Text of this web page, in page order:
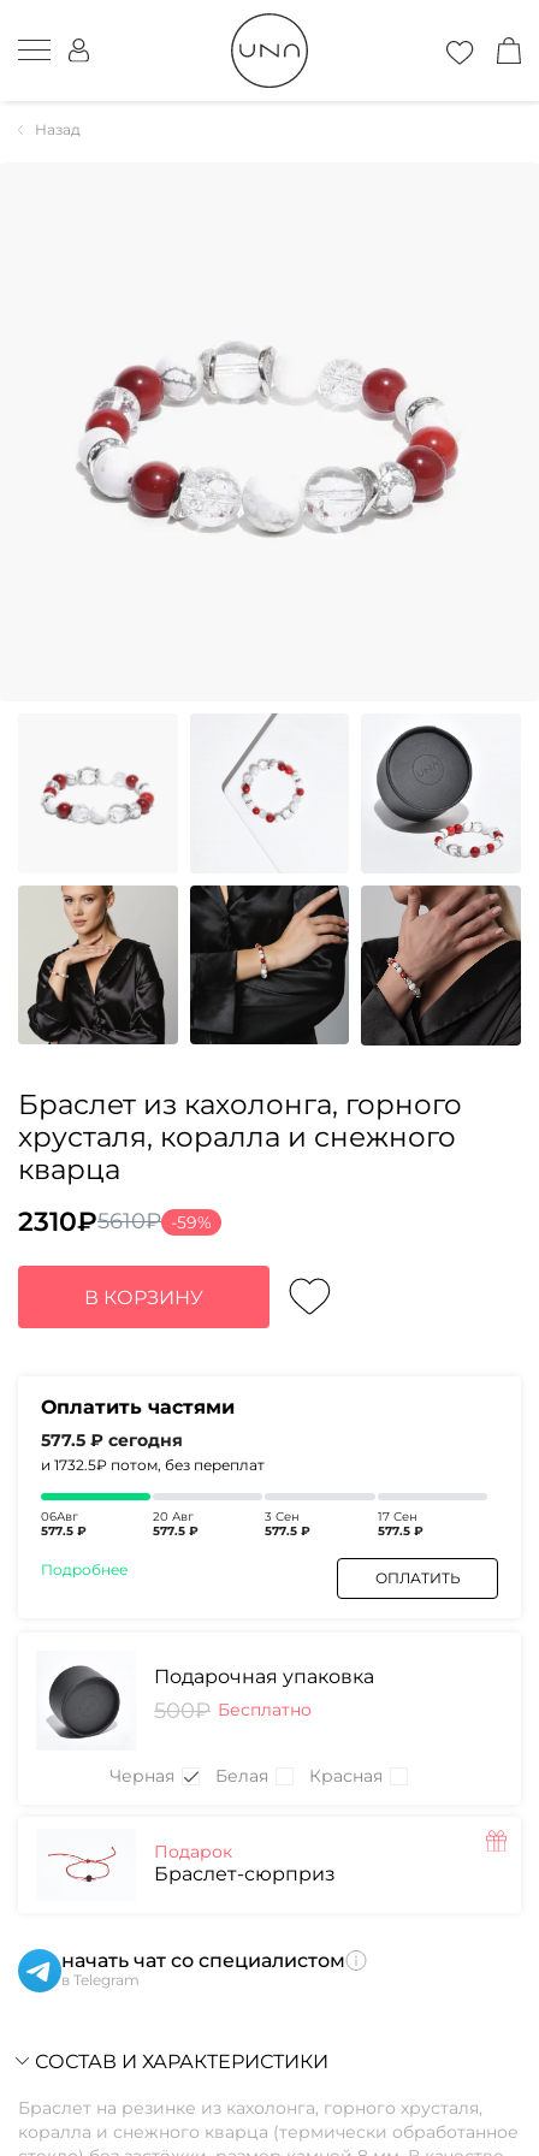
Назад
Браслет из кахолонга, горного
хрусталя, коралла и снежного
кварца
5610₽
Первоначальная
цена
составляла
5610₽.
2310₽
Текущая
цена:
2310₽.
-59%
В КОРЗИНУ
Оплатить частями
577.5 ₽ сегодня
и 1732.5₽ потом, без переплат
06Авг
577.5 ₽
20 Авг
577.5 ₽
3 Сен
577.5 ₽
17 Сен
577.5 ₽
Подробнее ОПЛАТИТЬ
Подарочная упаковка
500₽ Бесплатно
Черная Белая Красная
Подарок
Браслет-сюрприз
начать чат со специалистом
в Telegram
СОСТАВ И ХАРАКТЕРИСТИКИ
Браслет на резинке из кахолонга, горного хрусталя,
коралла и снежного кварца (термически обработанное